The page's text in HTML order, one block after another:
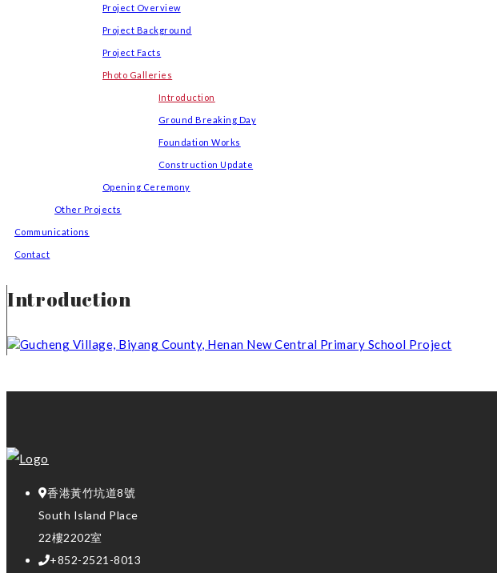
Project Overview
Project Background
Project Facts
Photo Galleries
Introduction
Ground Breaking Day
Foundation Works
Construction Update
Opening Ceremony
Other Projects
Communications
Contact
Introduction
Gucheng Village, Biyang County, Henan New Central Primary School Project
香港黃竹坑道8號
South Island Place
22樓2202室
+852-2521-8013